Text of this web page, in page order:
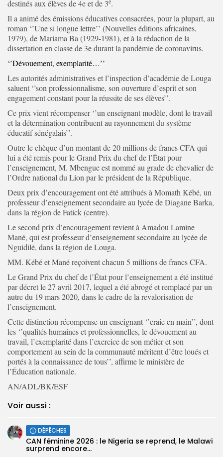
destinés aux élèves de 4e et de 3 .
Il a animé des émissions éducatives consacrées, pour la plupart, au
roman ‘’Une si longue lettre’’ (Nouvelles éditions africaines,
1979), de Mariama Ba (1929-1981), et à la rédaction de la
dissertation en classe de 3e durant la pandémie de coronavirus.
‘’Dévouement, exemplarité…’’
Les autorités administratives et l’inspection d’académie de Louga
saluent ‘’son professionnalisme, son ouverture d’esprit et son
engagement constant pour la réussite de ses élèves’’.
Ce prix vient récompenser ‘’un enseignant modèle, dont le travail
et la détermination contribuent au rayonnement du système
éducatif sénégalais’’.
Outre le chèque d’un montant de 20 millions de francs CFA qui
lui a été remis pour le Grand Prix du chef de l’État pour
l’enseignement, M. Mbengue est nommé au grade de chevalier de
l’Ordre national du Lion par le président de la République.
Deux prix d’encouragement ont été attribués à Momath Kébé, un
professeur d’enseignement secondaire au lycée de Diagane Barka,
dans la région de Fatick (centre).
Le second prix d’encouragement revient à Amadou Lamine
Mané, qui est professeur d’enseignement secondaire au lycée de
Nguidilé, dans la région de Louga.
MM. Kébé et Mané reçoivent chacun 5 millions de francs CFA.
Le Grand Prix du chef de l’État pour l’enseignement a été institué
par décret le 27 avril 2017, lequel a été abrogé et remplacé par un
autre du 19 mars 2020, dans le cadre de la revalorisation de
l’enseignement.
Cette distinction récompense un enseignant ‘’craie en main’’, dont
les ‘’qualités humaines et professionnelles, le dévouement au
travail, l’exemplarité dans l’exercice de son métier et son
comportement au sein de la communauté méritent d’être loués et
portés à la connaissance de tous’’, affirme le ministère de
l’Éducation nationale.
AN/ADL/BK/ESF
Voir aussi :
DÉPÊCHES
‎CAN féminine 2026 : le Nigeria se reprend, le Malawi
surprend encore...